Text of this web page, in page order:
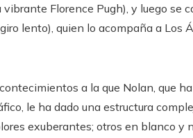
Florence Pugh), y luego se
lento), quien lo acompaña a Los
a la que Nolan, que
le ha dado una estructura
exuberantes; otros en blanco y